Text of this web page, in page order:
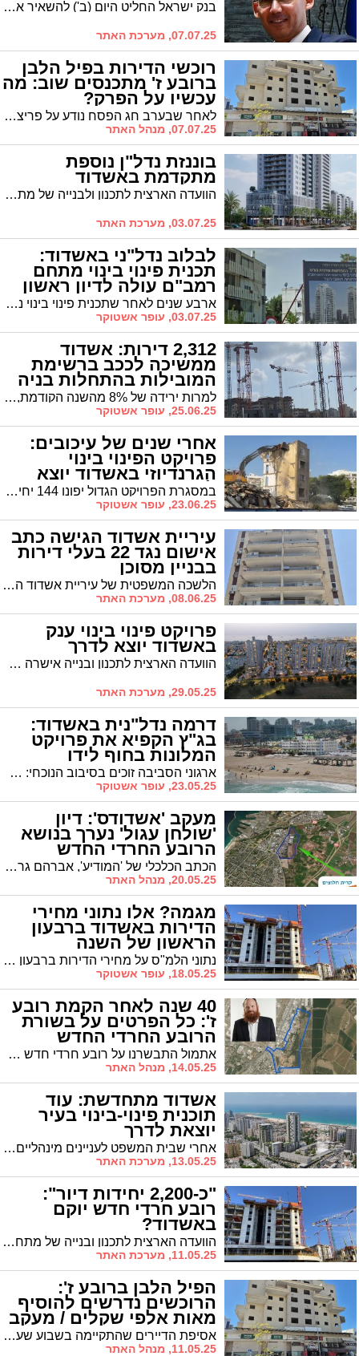
בנק ישראל החליט היום (ב') להשאיר את הריבית ללא שינוי על 4.5%, בניגוד לציפיות רבות במשק שהריבית תרד. ההחלטה מאכזבת את בעלי משכנתאות ומקבלי הלוואות שקיוו להקלה בנטל התשלומים החודשיים
07.07.25, מערכת האתר
רוכשי הדירות בפיל הלבן
ברובע ז' מתכנסים שוב: מה
עכשיו על הפרק?
לאחר שבערב חג הפסח נודע על פריצת הדרך בנוגע לפרוייקט התקוע ברח' יהודה הנשיא והדיירים התבשרו שההסכם שיגאל את הבניין עומד להיחתם, הם מתכנסים השבוע שוב. האם הפעם הם יביאו את הבשורה?
07.07.25, מנהל האתר
בוננזת נדל"ן נוספת
מתקדמת באשדוד
הוועדה הארצית לתכנון ולבנייה של מתחמים מועדפים לדיור (ותמ"ל) אישרה אתמול תכנית פינוי בינוי נרחבת באשדוד. הפרויקט, המקודם על ידי עיריית אשדוד והיזם י.ח. דמרי, ממוקם במתחם אחד העם ברובע ה' ומשתרע על כ-36 דונם הגובלים ברחובות הרצל, שמואל הנגיד ואחד העם
03.07.25, מערכת האתר
לבלוב נדל"ני באשדוד:
תכנית פינוי בינוי מתחם
רמב"ם עולה לדיון ראשון
במחוזית ארבע שנים לאחר שתכנית פינוי בינוי נרחבת ברחוב רמב"ם אושרה בוועדה המקומית לתכנון ובניה, הועדה המחוזית לתכנון ובניה במחוז דרום תדון בה בשבוע הבא בפעם הראשונה
03.07.25, עופר אשטוקר
2,312 דירות: אשדוד
ממשיכה לככב ברשימת
המובילות בהתחלות בניה
למרות ירידה של 8% מהשנה הקודמת, העיר אשדוד נותרה ברשימת הערים המובילות בהתחלות בניה ארצית עם יותר מ-2,000 דירות חדשות בשנה. משך זמן הבנייה הממוצע של בניין באשדוד הסתכם ב-12 החודשים האחרונים ב-30.2 חודשים - 5 חודשים פחות מהממוצע הארצי
25.06.25, עופר אשטוקר
אחרי שנים של עיכובים:
פרויקט הפינוי בינוי
הגרנדיוזי באשדוד יוצא
לדרך במסגרת הפרויקט הגדול יפונו 144 יחידות דיור בבניינים ישנים, ובמקומן ייבנו שלושה מגדלי מגורים בני 40 קומות עם 648 יחידות דיור חדשות. התכנית כוללת גם הקמת גני ילדים, מוסדות ציבור ודת וגני שעשועים
23.06.25, עופר אשטוקר
עיריית אשדוד הגישה כתב
אישום נגד 22 בעלי דירות
בבניין מסוכן
הלשכה המשפטית של עיריית אשדוד הגישה כתב אישום בבית המשפט השלום נגד 22 בעלי דירות בבניין מגורים ברחוב רוגוזין, לאחר שסירבו לבצע תיקונים נדרשים במבנה שהוכרז כמסוכן
08.06.25, מערכת האתר
פרויקט פינוי בינוי ענק
באשדוד יוצא לדרך
הוועדה הארצית לתכנון ובנייה אישרה אתמול להפקיד תוכנית פינוי בינוי מהגדולות שתוכננו אי פעם באשדוד. הפרויקט הענק ברובע ב' יחליף מתחם מוזנח של 318 דירות ישנות ב-1,431 יחידות דיור חדשות בהשקעה של כמעט 2 מיליארד שקל
29.05.25, מערכת האתר
דרמה נדל"נית באשדוד:
בג"ץ הקפיא את פרויקט
המלונות בחוף לידו
ארגוני הסביבה זוכים בסיבוב הנוכחי: השופטת דפנה ברק-ארז הוציאה אתמול צו ביניים שחוסם זמנית את תחילת הבנייה במתחם המלונות המתוכנן בחוף לידו באשדוד. עם זאת הוועדה המקומית יכולה להמשיך ולהכין את היתרי הבנייה, כך שאם העתירה תידחה בסופו של דבר - הפרויקט יוכל לזנק קדימה מיד
23.05.25, עופר אשטוקר
מעקב 'אשדודס': דיון
'שולחן עגול' נערך בנושא
הרובע החרדי החדש
הכתב הכלכלי של 'המודיע', אברהם גרובייס, מפרסם הבוקר פרטים חדשים מהדיון התכנוני הראשון שערך הותמ"ל על הרובע החרדי החדש שיוקם בקרית חלוצים • סגר"ע יחיאל וינגרטן והדרג התתכוני בעירייה דרשו להיצמד ליעד שהוסכם על כמות הדירות כדי למנוע מחסור עתידי במבני ציבור וגינות בשכונה
20.05.25, מנהל האתר
מגמה? אלו נתוני מחירי
הדירות באשדוד ברבעון
הראשון של השנה
נתוני הלמ"ס על מחירי הדירות ברבעון הראשון של השנה התפרסמו, והם אינם מביאים בשורה לציבור. מחירי הדירות נותרו גבוהים, על אף שביחס לממוצע של שנת 2024 נרשמת ירידה קלה
18.05.25, עופר אשטוקר
40 שנה לאחר הקמת רובע
ז': כל הפרטים על בשורת
הרובע החרדי החדש
אתמול התבשרנו על רובע חרדי חדש שצפוי לקום בעיר. הבשורה יצרה, מטבע הדברים, הד רב אך עו"ד משה גשייד עושה סדר: "מדובר כרגע ב'שולחן עגול' ולא בעליה על הקרקע, ובכל זאת מדובר בבשורה מהותית" | היכן צפוי לקום הרובע החדש, איך תתאפיין הבניה בו ומה עוד צפוי לנו? כל הפרטים
14.05.25, מנהל האתר
אשדוד מתחדשת: עוד
תוכנית פינוי-בינוי בעיר
יוצאת לדרך
אחרי שבית המשפט לעניינים מינהליים דחה את עתירת חלק מבעלי הנכסים, תכנית הפינוי-בינוי במרכזון רובע א' יוצאת לדרך. התכנית מחולקת לשני מתחמים עיקריים: החלק הצפוני בתחום המרכז המסחרי ההיסטורי מוגדר כמתחם לשימור, והחלק הדרומי של המתחם מיועד לבינוי חדש ולפינוי-בינוי
13.05.25, מערכת האתר
"כ-2,200 יחידות דיור":
רובע חרדי חדש יוקם
באשדוד?
הוועדה הארצית לתכנון ובנייה של מתחמים מועדפים לדיור (ותמ"ל) תדון ביום חמישי הקרוב בתוכנית להקמת שכונת מגורים חדשה המיועדת לציבור החרדי באשדוד, הכוללת כ-2,200 יחידות דיור
11.05.25, מערכת האתר
הפיל הלבן ברובע ז':
הרוכשים נדרשים להוסיף
מאות אלפי שקלים / מעקב
'אשדודס' אסיפת הדיירים שהתקיימה בשבוע שעבר הסתיימה בדרישה שהוצבה בפני הרוכשים לפיה עליהם להוסיף סכום של מאות אלפי שקלים לכל דירה. מומחה הנדל"ן יוסי פישר סבור: "ההשקעה כדאית. סוף סוף רואים את האור בקצה המנהרה"
11.05.25, מנהל האתר